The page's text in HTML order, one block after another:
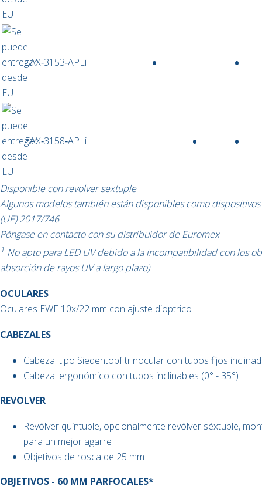
EAX‑3153‑APLi • •
EAX‑3158‑APLi • •
Disponible con revolver sextuple
Algunos modelos también están disponibles como
(UE) 2017/746
Póngase en contacto con su distribuidor de Euromex
1 No apto para LED UV debido a la incompatibilidad con los
absorción de rayos UV a largo plazo)
OCULARES
Oculares EWF 10x/22 mm con ajuste dioptrico
CABEZALES
Cabezal tipo Siedentopf trinocular con tubos fijos
Cabezal ergonómico con tubos inclinables (0° - 35°)
REVOLVER
Revólver quíntuple, opcionalmente revólver séxtuple,
para un mejor agarre
Objetivos de rosca de 25 mm
OBJETIVOS - 60 MM PARFOCALES*